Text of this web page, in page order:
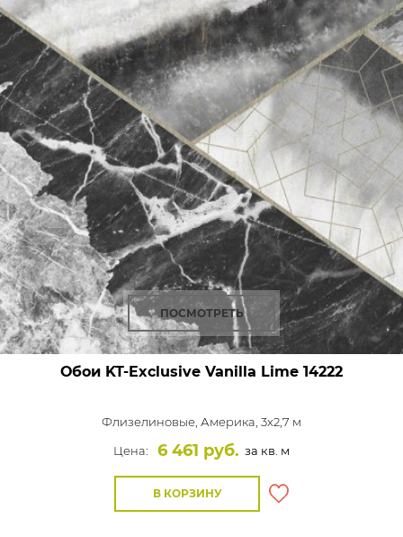
ПОСМОТРЕТЬ
Обои KT-Exclusive Vanilla Lime 14222
Флизелиновые, Америка, 3x2,7 м
Цена:
6 461 руб. за кв. м
В КОРЗИНУ